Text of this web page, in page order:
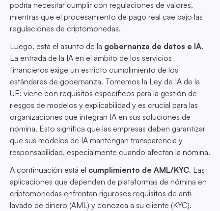
podría necesitar cumplir con regulaciones de valores,
mientras que el procesamiento de pago real cae bajo las
regulaciones de criptomonedas.
Luego, está el asunto de la gobernanza de datos e IA.
La entrada de la IA en el ámbito de los servicios
financieros exige un estricto cumplimiento de los
estándares de gobernanza. Tomemos la Ley de IA de la
UE: viene con requisitos específicos para la gestión de
riesgos de modelos y explicabilidad y es crucial para las
organizaciones que integran IA en sus soluciones de
nómina. Esto significa que las empresas deben garantizar
que sus modelos de IA mantengan transparencia y
responsabilidad, especialmente cuando afectan la nómina.
A continuación está el cumplimiento de AML/KYC. Las
aplicaciones que dependen de plataformas de nómina en
criptomonedas enfrentan rigurosos requisitos de anti-
lavado de dinero (AML) y conozca a su cliente (KYC).